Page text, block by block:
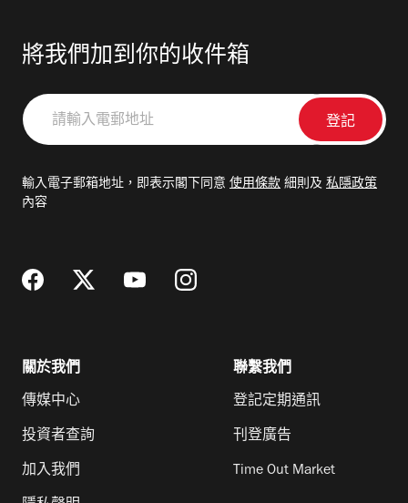
將我們加到你的收件箱
請
輸
郵
輸入電子郵箱地址，即表示閣下同意 使用條款 細則及 私隱政策
內容
關於我們
傳媒中心
投資者查詢
加入我們
聯繫我們
登記定期通訊
刊登廣告
Time Out Market